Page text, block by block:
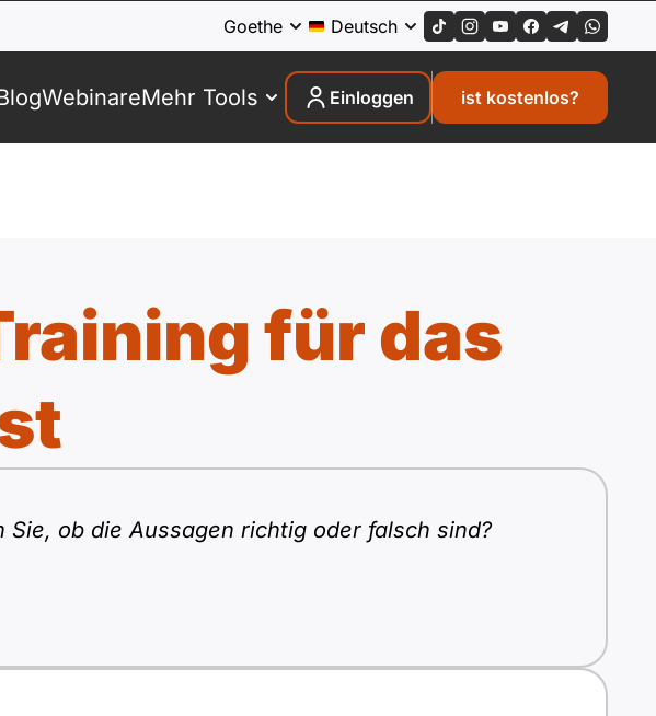
Goethe Deutsch
WebinareMehr Tools Einloggen ist kostenlos?
für das
Sie, ob die Aussagen richtig oder falsch sind?